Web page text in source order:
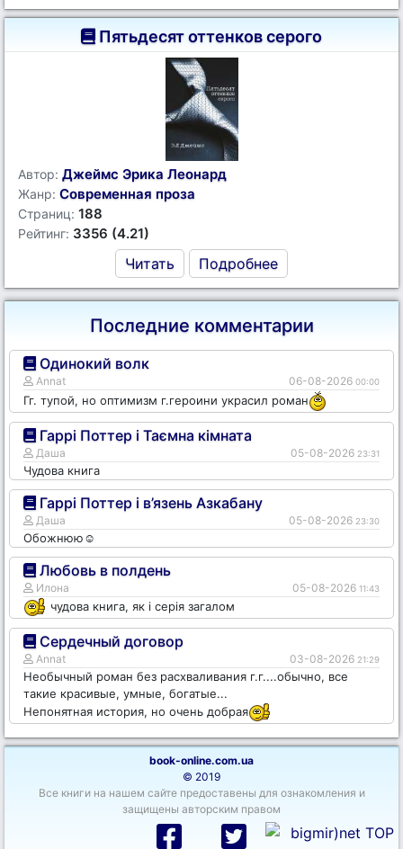
Пятьдесят оттенков серого
Автор: Джеймс Эрика Леонард
Жанр: Современная проза
Страниц: 188
Рейтинг: 3356 (4.21)
Читать Подробнее
Последние комментарии
Одинокий волк
Annat 06-08-2026 00:00
Гг. тупой, но оптимизм г.героини украсил роман
Гаррі Поттер і Таємна кімната
Даша 05-08-2026 23:31
Чудова книга
Гаррі Поттер і в’язень Азкабану
Даша 05-08-2026 23:30
Обожнюю☺️
Любовь в полдень
Илона 05-08-2026 11:43
чудова книга, як і серія загалом
Сердечный договор
Annat 03-08-2026 21:29
Необычный роман без расхваливания г.г....обычно, все
такие красивые, умные, богатые...
Непонятная история, но очень добрая
book-online.com.ua
© 2019
Все книги на нашем сайте предоставены для ознакомления и
защищены авторским правом